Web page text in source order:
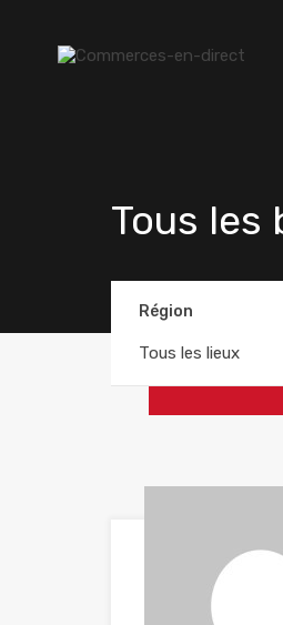
Tous les
Région
Tous les lieux